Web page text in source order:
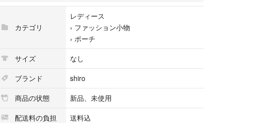
★お値下げ交渉は、ご遠慮下さいませ。
shiro
shiro ポーチ
shiro キット ポーチ
shiro コフレ ポーチ
shiroホリデーメイクアップキット ポーチ
シロ
カテゴリ
レディース
› ファッション小物
› ポーチ
サイズ
なし
ブランド
shiro
商品の状態
新品、未使用
配送料の負担
送料込